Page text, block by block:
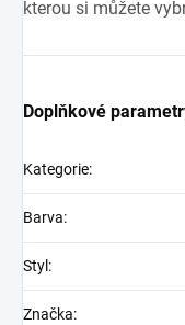
kterou si můžete
Doplňkové
Kategorie:
Barva:
Styl :
Značka: